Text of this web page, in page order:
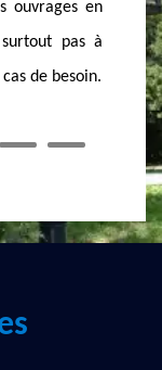
de béton